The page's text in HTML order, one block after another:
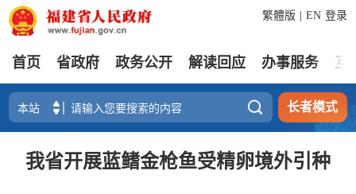
登录
繁體版 EN
首页 省政府 政务公开 解读回应 办事服务 互
 长者模式
我省开展蓝鳍金枪鱼受精卵境外引种